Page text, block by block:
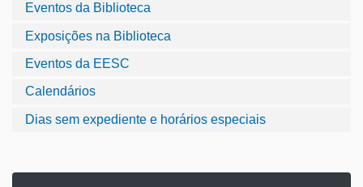
Eventos da Biblioteca
Exposições na Biblioteca
Eventos da EESC
Calendários
Dias sem expediente e horários especiais